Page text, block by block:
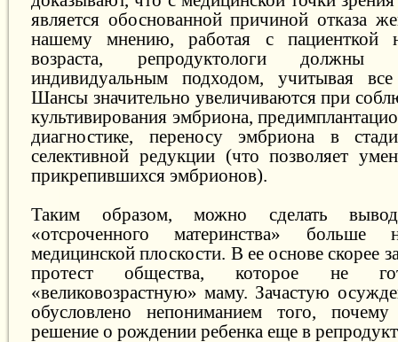
является обоснованной причиной
нашему мнению, работая с пациенткой
возраста, репродуктологи должны
индивидуальным подходом, учитывая
Шансы значительно увеличиваются при
культивирования эмбриона,
диагностике, переносу эмбриона в
селективной редукции (что позволяет
прикрепившихся эмбрионов).
Таким образом, можно сделать
«отсроченного материнства»
медицинской плоскости. В ее основе скорее
протест общества, которое не
«великовозрастную» маму. Зачастую
обусловлено непониманием того,
решение о рождении ребенка еще в